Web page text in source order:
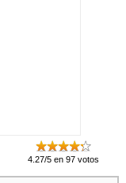
4.27/5 en 97 votos